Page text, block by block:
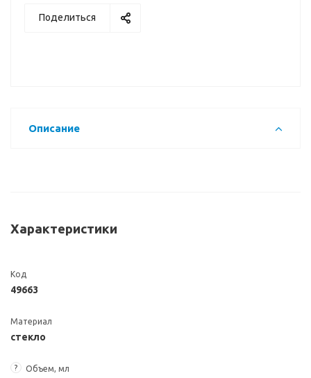
Поделиться
Описание
Характеристики
Код
49663
Материал
стекло
? Объем, мл